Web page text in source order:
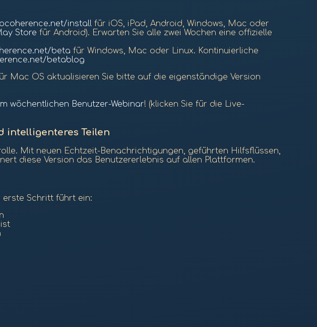
install für iOS, iPad, Android, Windows, Mac oder
Store für Android). Erwarten Sie alle zwei Wochen eine offizielle
beta für Windows, Mac oder Linux. Kontinuierliche
betablog
Mac OS aktualisieren Sie bitte auf die eigenständige Version
wöchentlichen Benutzer-Webinar! (klicken Sie für die Live-
intelligenteres Teilen
Mit neuen Echtzeit-Benachrichtigungen, geführten Hilfsflüssen,
diese Version das Benutzererlebnis auf allen Plattformen.
Schritt führt ein: